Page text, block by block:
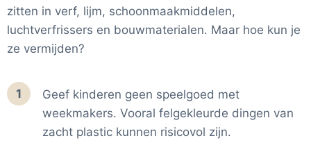
zitten in verf, lijm, schoonmaakmiddelen,
luchtverfrissers en bouwmaterialen. Maar hoe kun je
ze vermijden?
1
Geef kinderen geen speelgoed met
weekmakers. Vooral felgekleurde dingen van
zacht plastic kunnen risicovol zijn.